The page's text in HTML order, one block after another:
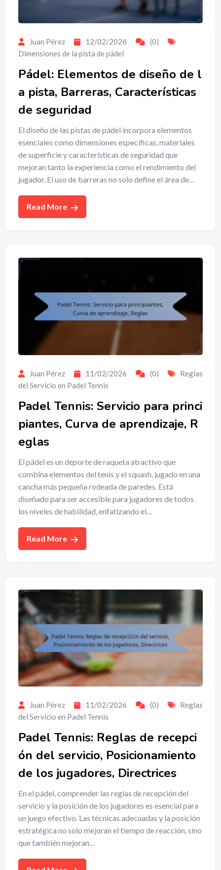
Juan Pérez 12/02/2026
(0)
Dimensiones de la pista de pádel
Pádel: Elementos de diseño de l
a pista, Barreras, Características
de seguridad
El diseño de las pistas de pádel incorpora elementos
esenciales como dimensiones específicas, materiales
de superficie y características de seguridad que
mejoran tanto la experiencia como el rendimiento del
jugador. El uso de barreras no solo define el área de…
Read More
Juan Pérez 11/02/2026 (0)
Reglas
del Servicio en Padel Tennis
Padel Tennis: Servicio para princi
piantes, Curva de aprendizaje, R
eglas
El pádel es un deporte de raqueta atractivo que
combina elementos del tenis y el squash, jugado en una
cancha más pequeña rodeada de paredes. Está
diseñado para ser accesible para jugadores de todos
los niveles de habilidad, enfatizando el…
Read More
Juan Pérez 11/02/2026 (0)
Reglas
del Servicio en Padel Tennis
Padel Tennis: Reglas de recepci
ón del servicio, Posicionamiento
de los jugadores, Directrices
En el pádel, comprender las reglas de recepción del
servicio y la posición de los jugadores es esencial para
un juego efectivo. Las técnicas adecuadas y la posición
estratégica no solo mejoran el tiempo de reacción, sino
que también mejoran…